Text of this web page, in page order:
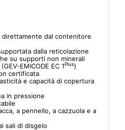
direttamente dal contenitore
dalla reticolazione
su supporti non minerali
EMICODE EC 1Plus)
certificata
e capacità di copertura
in pressione
a pennello, a cazzuola e a
sali di disgelo